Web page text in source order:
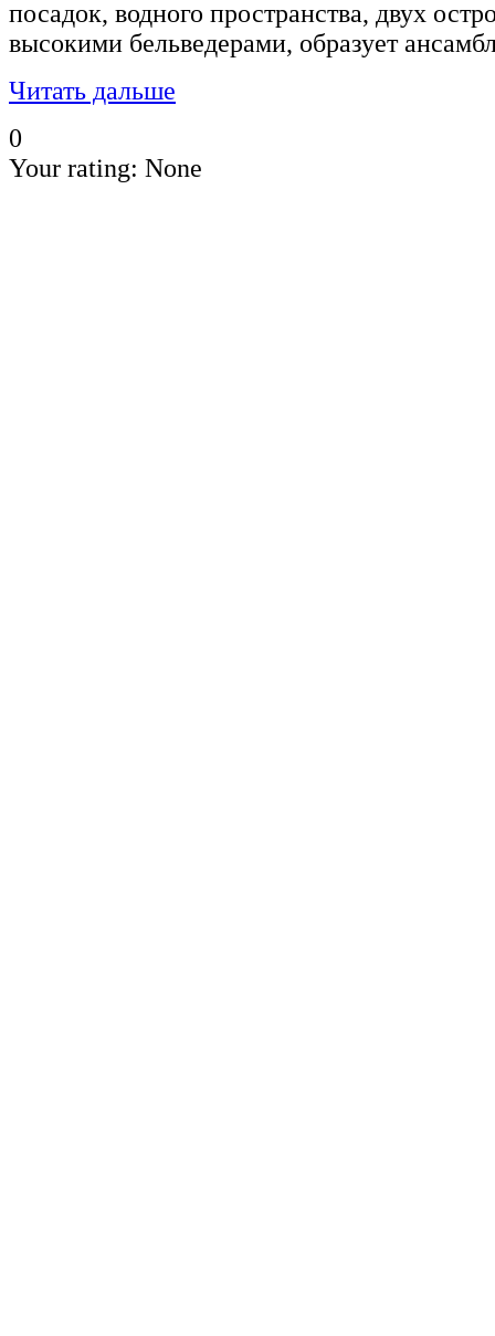
посадок, водного пространства, двух
высокими бельведерами, образует
Читать дальше
0
Your rating: None